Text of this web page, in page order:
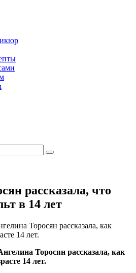
рассказала, что
в 14 лет
Торосян рассказала, как
14 лет.
Торосян рассказала, как
14 лет.